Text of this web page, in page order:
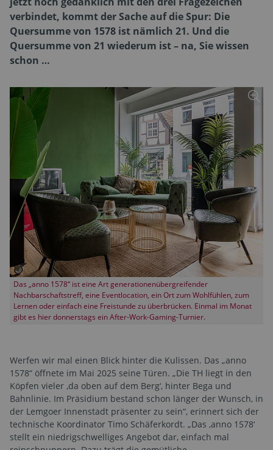
verbindet, kommt der Sache auf die Spur: Die
Quersumme von 1578 ist nämlich 21. Und die
Quersumme von 21 wiederum ist – na, Sie wissen
schon …
Das „anno 1578“ ist eine Art generationenübergreifender
Nachbarschaftstreff, eine Eventlocation, ein Ort zum Wohlfühlen, zum
Lernen oder einfach eine Freistunde zu überbrücken. Einmal im Monat
gibt es hier donnerstags ein After-Work-Gaming-Turnier.
Werfen wir mal einen Blick hinter die Kulissen. Das „anno
1578“ öffnete im Mai 2025 seine Türen. „Die TH liegt in den
Köpfen vieler ‚da oben auf dem Berg‘, hinter Bega und
Bahnlinie. Im Präsidium bestand schon länger der Wunsch, in
der Lemgoer Innenstadt präsenter zu sein“, erinnert sich der
technische Koordinator Timo Schäferkordt. „Das ‚anno 1578‘
stellt ein niedrigschwelliges Angebot dar, einfach mal